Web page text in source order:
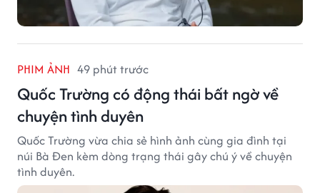
PHIM ẢNH 49 phút trước
Quốc Trường có động thái bất ngờ về
chuyện tình duyên
Quốc Trường vừa chia sẻ hình ảnh cùng gia đình tại
núi Bà Đen kèm dòng trạng thái gây chú ý về chuyện
tình duyên.